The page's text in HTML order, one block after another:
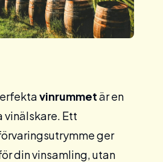
vinrummetär en
vinälskare. Ett
ger
din vinsamling, utan